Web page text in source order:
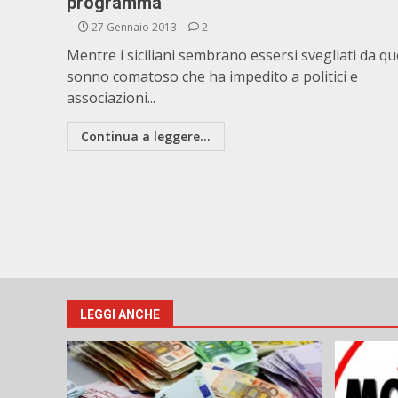
27 Gennaio 2013 2
Mentre i siciliani sembrano essersi svegliati da
sonno comatoso che ha impedito a politici e
associazioni...
Continua a leggere...
LEGGI ANCHE